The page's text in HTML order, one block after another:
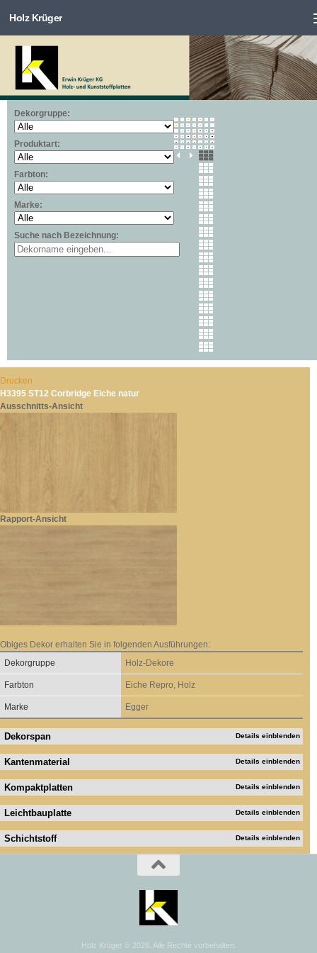
Zum Inhalt springen
Holz Krüger
Dekorgruppe:
Produktart:
Farbton:
Marke:
Suche nach Bezeichnung:
Drucken
H3395 ST12 Corbridge Eiche natur
Ausschnitts-Ansicht
Rapport-Ansicht
Obiges Dekor erhalten Sie in folgenden Ausführungen:
Dekorgruppe
Holz-Dekore
Farbton Eiche Repro, Holz
Marke Egger
Dekorspan Details einblenden
Kantenmaterial Details einblenden
Kompaktplatten Details einblenden
Leichtbauplatte Details einblenden
Schichtstoff Details einblenden
Holz Krüger © 2026. Alle Rechte vorbehalten.